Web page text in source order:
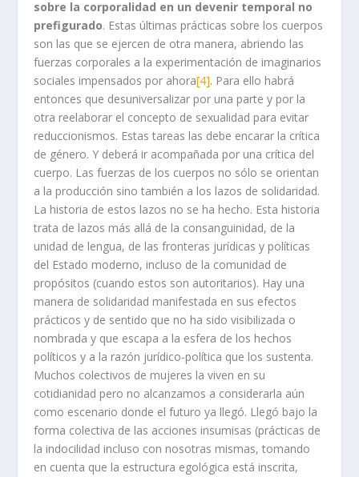
sobre la corporalidad en un devenir temporal no
prefigurado. Estas últimas prácticas sobre los cuerpos
son las que se ejercen de otra manera, abriendo las
fuerzas corporales a la experimentación de imaginarios
sociales impensados por ahora[4]. Para ello habrá
entonces que desuniversalizar por una parte y por la
otra reelaborar el concepto de sexualidad para evitar
reduccionismos. Estas tareas las debe encarar la crítica
de género. Y deberá ir acompañada por una crítica del
cuerpo. Las fuerzas de los cuerpos no sólo se orientan
a la producción sino también a los lazos de solidaridad.
La historia de estos lazos no se ha hecho. Esta historia
trata de lazos más allá de la consanguinidad, de la
unidad de lengua, de las fronteras jurídicas y políticas
del Estado moderno, incluso de la comunidad de
propósitos (cuando estos son autoritarios). Hay una
manera de solidaridad manifestada en sus efectos
prácticos y de sentido que no ha sido visibilizada o
nombrada y que escapa a la esfera de los hechos
políticos y a la razón jurídico-política que los sustenta.
Muchos colectivos de mujeres la viven en su
cotidianidad pero no alcanzamos a considerarla aún
como escenario donde el futuro ya llegó. Llegó bajo la
forma colectiva de las acciones insumisas (prácticas de
la indocilidad incluso con nosotras mismas, tomando
en cuenta que la estructura egológica está inscrita,